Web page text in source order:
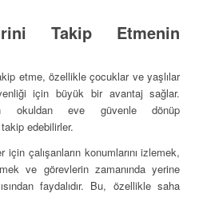
Takip Etmenin
etme, özellikle çocuklar ve yaşlılar
için büyük bir avantaj sağlar.
okuldan eve güvenle dönüp
edebilirler.
için çalışanların konumlarını izlemek,
ve görevlerin zamanında yerine
faydalıdır. Bu, özellikle saha